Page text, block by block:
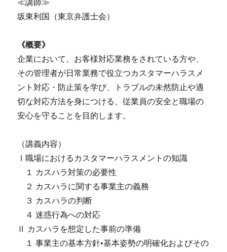
≪講師≫
坂東利国（東京弁護士会）
《概要》
企業において、お客様対応業務をされている方や、
その管理者が日常業務で役立つカスタマーハラスメ
ント対応・防止策を学び、トラブルの未然防止や適
切な対応方法を身につける、従業員の安全と職場の
安心を守ることを目的します。
（講義内容）
Ⅰ職場におけるカスタマーハラスメントの知識
１ カスハラ対策の必要性
２ カスハラに関する事業主の義務
３ カスハラの判断
４ 迷惑行為への対応
Ⅱ カスハラを想定した事前の準備
１ 事業主の基本方針•基本姿勢の明確化およびその